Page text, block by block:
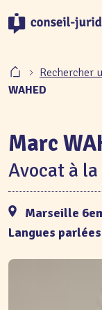
Rechercher
WAHED
Marc
Avocat à
Marseille
Langues parlées